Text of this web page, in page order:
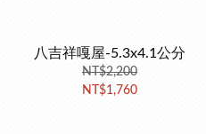
八吉祥嘎屋-5.3x4.1公分
NT$2,200
NT$1,760